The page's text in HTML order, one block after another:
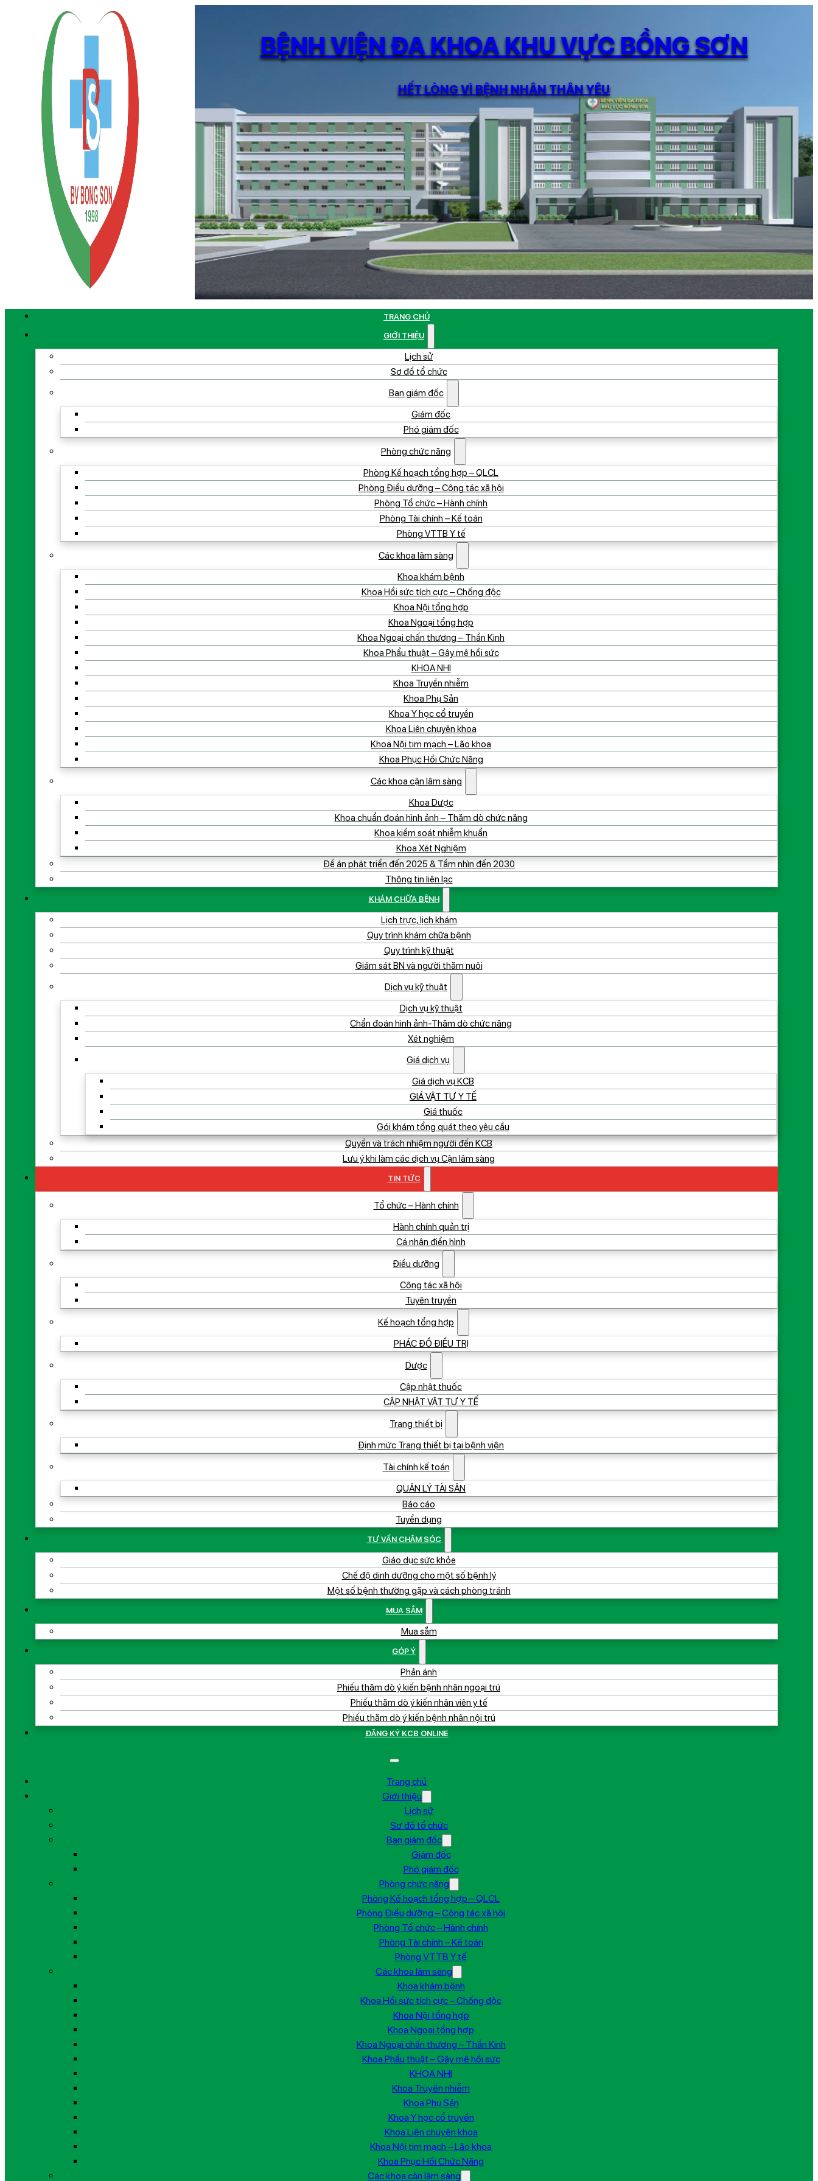
BỆNH VIỆN ĐA KHOA KHU VỰC BỒNG SƠN
HẾT LÒNG VÌ BỆNH NHÂN THÂN YÊU
TRANG CHỦ
GIỚI THIỆU
Lịch sử
Sơ đồ tổ chức
Ban giám đốc
Giám đốc
Phó giám đốc
Phòng chức năng
Phòng Kế hoạch tổng hợp – QLCL
Phòng Điều dưỡng – Công tác xã hội
Phòng Tổ chức – Hành chính
Phòng Tài chính – Kế toán
Phòng VTTB Y tế
Các khoa lâm sàng
Khoa khám bệnh
Khoa Hồi sức tích cực – Chống độc
Khoa Nội tổng hợp
Khoa Ngoại tổng hợp
Khoa Ngoại chấn thương – Thần Kinh
Khoa Phẩu thuật – Gây mê hồi sức
KHOA NHI
Khoa Truyền nhiễm
Khoa Phụ Sản
Khoa Y học cổ truyền
Khoa Liên chuyên khoa
Khoa Nội tim mạch – Lão khoa
Khoa Phục Hồi Chức Năng
Các khoa cận lâm sàng
Khoa Dược
Khoa chuẩn đoán hình ảnh – Thăm dò chức năng
Khoa kiểm soát nhiễm khuẩn
Khoa Xét Nghiệm
Đề án phát triển đến 2025 & Tầm nhìn đến 2030
Thông tin liên lạc
KHÁM CHỮA BỆNH
Lịch trực, lịch khám
Quy trình khám chữa bệnh
Quy trình kỹ thuật
Giám sát BN và người thăm nuôi
Dịch vụ kỹ thuật
Dịch vụ kỹ thuật
Chẩn đoán hình ảnh-Thăm dò chức năng
Xét nghiệm
Giá dịch vụ
Giá dịch vụ KCB
GIÁ VẬT TƯ Y TẾ
Giá thuốc
Gói khám tổng quát theo yêu cầu
Quyền và trách nhiệm người đến KCB
Lưu ý khi làm các dịch vụ Cận lâm sàng
TIN TỨC
Tổ chức – Hành chính
Hành chính quản trị
Cá nhân điển hình
Điều dưỡng
Công tác xã hội
Tuyên truyền
Kế hoạch tổng hợp
PHÁC ĐỒ ĐIỀU TRỊ
Dược
Cập nhật thuốc
CẬP NHẬT VẬT TƯ Y TẾ
Trang thiết bị
Định mức Trang thiết bị tại bệnh viện
Tài chính kế toán
QUẢN LÝ TÀI SẢN
Báo cáo
Tuyển dụng
TƯ VẤN CHĂM SÓC
Giáo dục sức khỏe
Chế độ dinh dưỡng cho một số bệnh lý
Một số bệnh thường gặp và cách phòng tránh
MUA SẮM
Mua sắm
GÓP Ý
Phản ánh
Phiếu thăm dò ý kiến bệnh nhân ngoại trú
Phiếu thăm dò ý kiến nhân viên y tế
Phiếu thăm dò ý kiến bệnh nhân nội trú
ĐĂNG KÝ KCB ONLINE
Trang chủ
Giới thiệu
Lịch sử
Sơ đồ tổ chức
Ban giám đốc
Giám đốc
Phó giám đốc
Phòng chức năng
Phòng Kế hoạch tổng hợp – QLCL
Phòng Điều dưỡng – Công tác xã hội
Phòng Tổ chức – Hành chính
Phòng Tài chính – Kế toán
Phòng VTTB Y tế
Các khoa lâm sàng
Khoa khám bệnh
Khoa Hồi sức tích cực – Chống độc
Khoa Nội tổng hợp
Khoa Ngoại tổng hợp
Khoa Ngoại chấn thương – Thần Kinh
Khoa Phẩu thuật – Gây mê hồi sức
KHOA NHI
Khoa Truyền nhiễm
Khoa Phụ Sản
Khoa Y học cổ truyền
Khoa Liên chuyên khoa
Khoa Nội tim mạch – Lão khoa
Khoa Phục Hồi Chức Năng
Các khoa cận lâm sàng